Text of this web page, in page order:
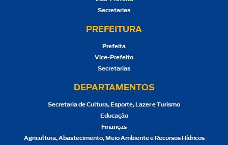
Secretarias
PREFEITURA
Prefeita
Vice-Prefeito
Secretarias
DEPARTAMENTOS
Secretaria de Cultura, Esporte, Lazer e Turismo
Educação
Finanças
Agricultura, Abastecimento, Meio Ambiente e Recursos Hídricos